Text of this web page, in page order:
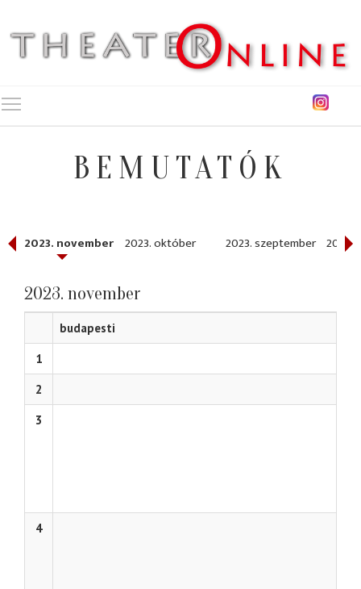
BEMUTATÓK
2023. november 2023. október 2023. szeptember 2023.
2023. november
budapesti
1
2
3
4